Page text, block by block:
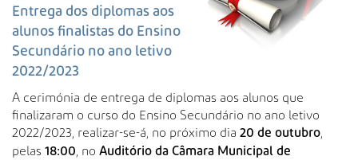
A
v
a
ç
a
d
a
…
Entrega dos diplomas aos
alunos finalistas do Ensino
Secundário no ano letivo
2022/2023
A cerimónia de entrega de diplomas aos alunos que
finalizaram o curso do Ensino Secundário no ano letivo
2022/2023, realizar-se-á, no próximo dia 20 de outubro
pelas 18:00 , no Auditório da Câmara Municipal de